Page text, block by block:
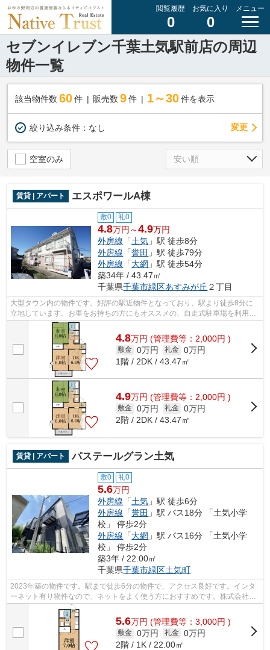
閲覧履歴
0
お気に入り
0
メニュー
セブンイレブン千葉土気駅前店の周辺
物件一覧
該当物件数 60件 販売数 9 件 1～30 件を表示
絞り込み条件： なし 変更
空室のみ
賃貸 | アパート エスポワールA棟
敷0 礼0
4.8万円～4.9万円
外房線 「土気 」駅 徒歩8分
外房線 「誉田 」駅 徒歩79分
外房線 「大網 」駅 徒歩54分
築34年 / 43.47㎡
千葉県千葉市緑区あすみが丘 ２丁目
大型タウン内の物件です。好評の駅近物件となっており、駅より徒歩8分に
立地しています。お車をお持ちの方にもオススメの、自走式駐車場を利用で
きる物件です。気になる情報を見つけた...
4.8万円 (管理費等：2,000円 )
敷金 0万円 礼金 0万円
1階 / 2DK / 43.47㎡
4.9万円 (管理費等：2,000円 )
敷金 0万円 礼金 0万円
2階 / 2DK / 43.47㎡
賃貸 | アパート パステールグラン土気
敷0 礼0
5.6万円
外房線 「土気 」駅 徒歩6分
外房線 「誉田 」駅 バス18分 「土気小学
校」 停歩2分
外房線 「大網 」駅 バス16分 「土気小学
校」 停歩2分
築3年 / 22.00㎡
千葉県千葉市緑区土気町
2023年築の物件です。駅まで徒歩6分の物件で、アクセス良好です。インタ
ーネット有り物件なので、ネットをよく使う方におすすめです。株式会社ネ
イティブ・トラストなら、千葉市緑区エ...
5.6万円 (管理費等：3,000円 )
敷金 0万円 礼金 0万円
2階 / 1K / 22.00㎡